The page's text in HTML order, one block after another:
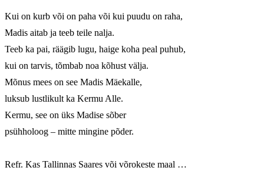
Kui on kurb või on paha või kui puudu on raha,
Madis aitab ja teeb teile nalja.
Teeb ka pai, räägib lugu, haige koha peal puhub,
kui on tarvis, tõmbab noa kõhust välja.
Mõnus mees on see Madis Mäekalle,
luksub lustlikult ka Kermu Alle.
Kermu, see on üks Madise sõber
psühholoog – mitte mingine põder.
Refr. Kas Tallinnas Saares või võrokeste maal …